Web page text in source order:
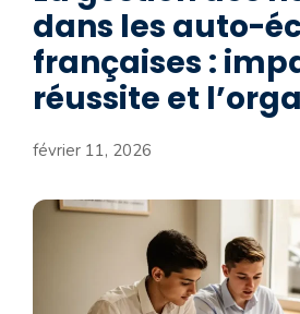
dans les auto-
françaises :
réussite et
février 11, 2026